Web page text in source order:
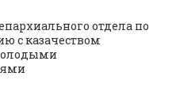
отдела по
с казачеством